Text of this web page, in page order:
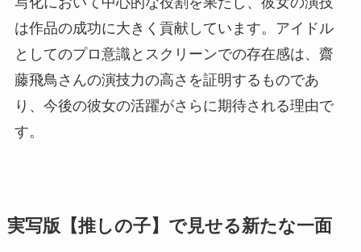
は作品の成功に大きく貢献しています。アイドル
としてのプロ意識とスクリーンでの存在感は、齋
藤飛鳥さんの演技力の高さを証明するものであ
り、今後の彼女の活躍がさらに期待される理由で
す。
実写版【推しの子】で見せる新たな一面